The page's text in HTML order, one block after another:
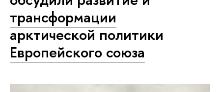
трансформации
арктической политики
Европейского союза